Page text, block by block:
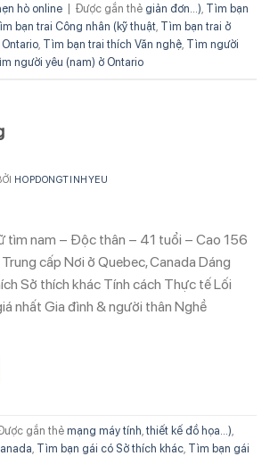
hò online Được gắn thẻ giản đơn...) Tìm bạn
bạn trai Công nhân (kỹ thuật Tìm bạn trai ở
Tìm bạn trai thích Văn nghệ Tìm người
người yêu (nam) ở Ontario
HOPDONGTINHYEU
tìm nam – Độc thân – 41 tuổi – Cao 156
cấp Nơi ở Quebec, Canada Dáng
Sở thích khác Tính cách Thực tế Lối
nhất Gia đình & người thân Nghề
gắn thẻ mạng máy tính thiết kế đồ họa...)
Tìm bạn gái có Sở thích khác Tìm bạn gái